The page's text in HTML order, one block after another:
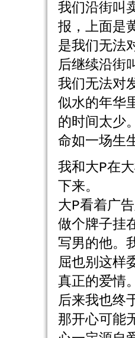
我们沿街叫
报，上面是
是我们无法
后继续沿街
我们无法对
似水的年华
的时间太少
命如一场生
我和大P在
下来。
大P看着广
做个牌子挂
写男的他。
屈也别这样
真正的爱情
后来我也终
那开心可能